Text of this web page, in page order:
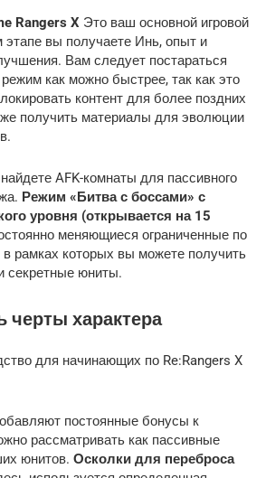
Rangers X Это ваш основной игровой
вы получаете Инь, опыт и
Вам следует постараться
как можно быстрее, так как это
контент для более поздних
получить материалы для эволюции
AFK-комнаты для пассивного
Режим «Битва с боссами» с
уровня (открывается на 15
меняющиеся ограниченные по
рамках которых вы можете получить
секретные юниты.
черты характера
постоянные бонусы к
рассматривать как пассивные
юнитов. Осколки для переброса